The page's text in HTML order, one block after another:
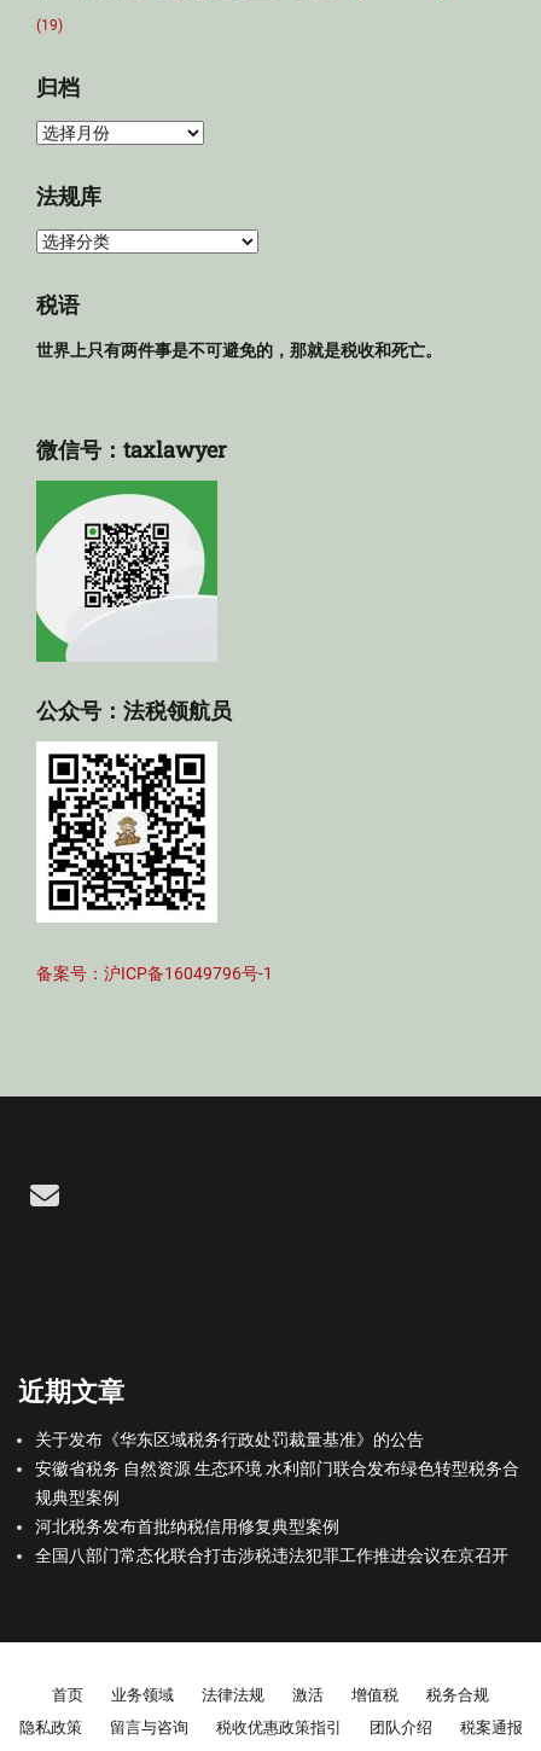
(19)
归档
归
法规库
法
库
税语
世界上只有两件事是不可避免的，那就是税收和死亡。
微信号：taxlawyer
公众号：法税领航员
备案号：沪ICP备16049796号-1
Email
近期文章
关于发布《华东区域税务行政处罚裁量基准》的公告
安徽省税务 自然资源 生态环境 水利部门联合发布绿色转型税务合
规典型案例
河北税务发布首批纳税信用修复典型案例
全国八部门常态化联合打击涉税违法犯罪工作推进会议在京召开
Footer menu
首页 业务领域 法律法规 激活 增值税
税务合规
隐私政策
留言与咨询 税收优惠政策指引 团队介绍 税案通报